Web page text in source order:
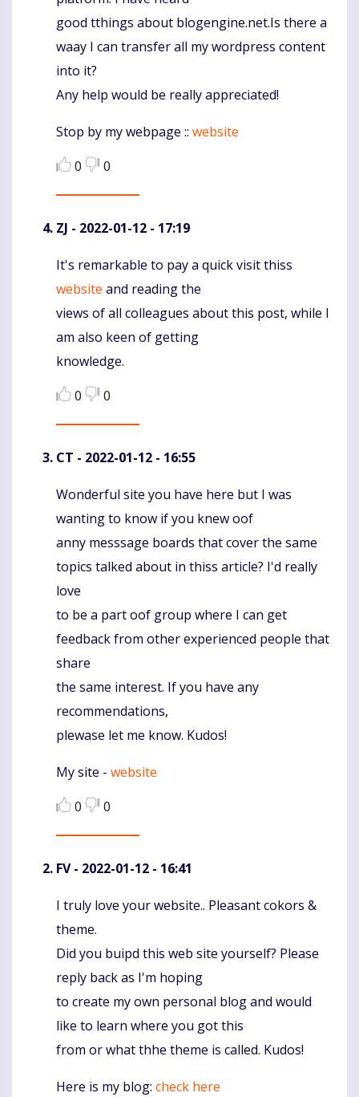
good tthings about blogengine.net.Is there a
waay I can transfer all my wordpress content
into it?
Any help would be really appreciated!
Stop by my webpage :: website
0
0
ZJ - 2022-01-12 - 17:19
Komentaras
It's remarkable to pay a quick visit thiss
website and reading the
views of all colleagues about this post, while I
am also keen of getting
knowledge.
0
0
CT - 2022-01-12 - 16:55
Komentaras
Wonderful site you have here but I was
wanting to know if you knew oof
anny messsage boards that cover the same
topics talked about in thiss article? I'd really
love
to be a part oof group where I can get
feedback from other experienced people that
share
the same interest. If you have any
recommendations,
plewase let me know. Kudos!
My site - website
0
0
FV- 2022-01-12 - 16:41
Komentaras
I truly love your website.. Pleasant cokors &
theme.
Did you buipd this web site yourself? Please
reply back as I'm hoping
to create my own personal blog and would
like to learn where you got this
from or what thhe theme is called. Kudos!
Here is my blog: check here